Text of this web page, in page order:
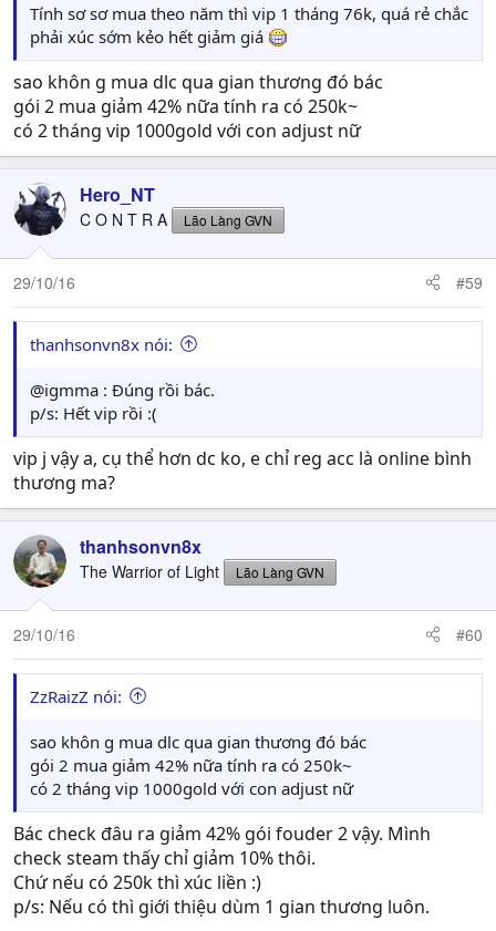
Tính sơ sơ mua theo năm thì vip 1 tháng 76k, quá rẻ chắc
phải xúc sớm kẻo hết giảm giá
sao khôn g mua dlc qua gian thương đó bác
gói 2 mua giảm 42% nữa tính ra có 250k~
có 2 tháng vip 1000gold với con adjust nữ
Hero_NT
C O N T R A Lão Làng GVN
29/10/16 #59
thanhsonvn8x nói:
@igmma : Đúng rồi bác.
p/s: Hết vip rồi :(
vip j vậy a, cụ thể hơn dc ko, e chỉ reg acc là online bình
thương ma?
thanhsonvn8x
The Warrior of Light Lão Làng GVN
29/10/16 #60
ZzRaizZ nói:
sao khôn g mua dlc qua gian thương đó bác
gói 2 mua giảm 42% nữa tính ra có 250k~
có 2 tháng vip 1000gold với con adjust nữ
Bác check đâu ra giảm 42% gói fouder 2 vậy. Mình
check steam thấy chỉ giảm 10% thôi.
Chứ nếu có 250k thì xúc liền :)
p/s: Nếu có thì giới thiệu dùm 1 gian thương luôn.